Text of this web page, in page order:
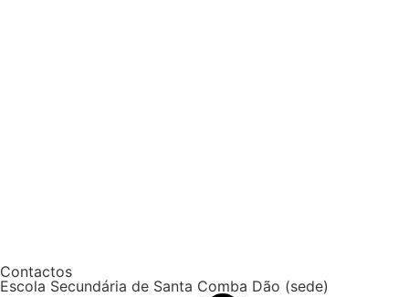
Contactos
Escola Secundária de Santa Comba Dão (sede)